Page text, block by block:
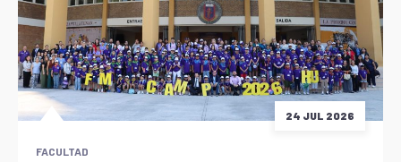
24 JUL 2026
FACULTAD